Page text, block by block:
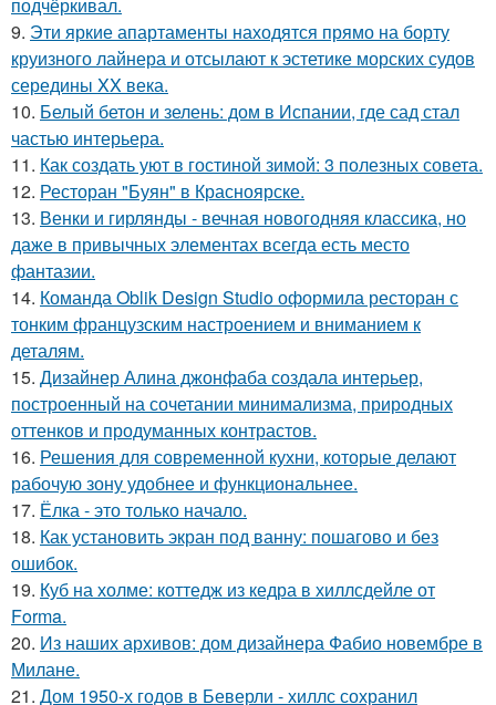
подчёркивал.
9. Эти яркие апартаменты находятся прямо на борту
круизного лайнера и отсылают к эстетике морских судов
середины XX века.
10. Белый бетон и зелень: дом в Испании, где сад стал
частью интерьера.
11. Как создать уют в гостиной зимой: 3 полезных совета.
12. Ресторан "Буян" в Красноярске.
13. Венки и гирлянды - вечная новогодняя классика, но
даже в привычных элементах всегда есть место
фантазии.
14. Команда Oblik Design Studio оформила ресторан с
тонким французским настроением и вниманием к
деталям.
15. Дизайнер Алина джонфаба создала интерьер,
построенный на сочетании минимализма, природных
оттенков и продуманных контрастов.
16. Решения для современной кухни, которые делают
рабочую зону удобнее и функциональнее.
17. Ёлка - это только начало.
18. Как установить экран под ванну: пошагово и без
ошибок.
19. Куб на холме: коттедж из кедра в хиллсдейле от
Forma.
20. Из наших архивов: дом дизайнера Фабио новембре в
Милане.
21. Дом 1950-х годов в Беверли - хиллс сохранил